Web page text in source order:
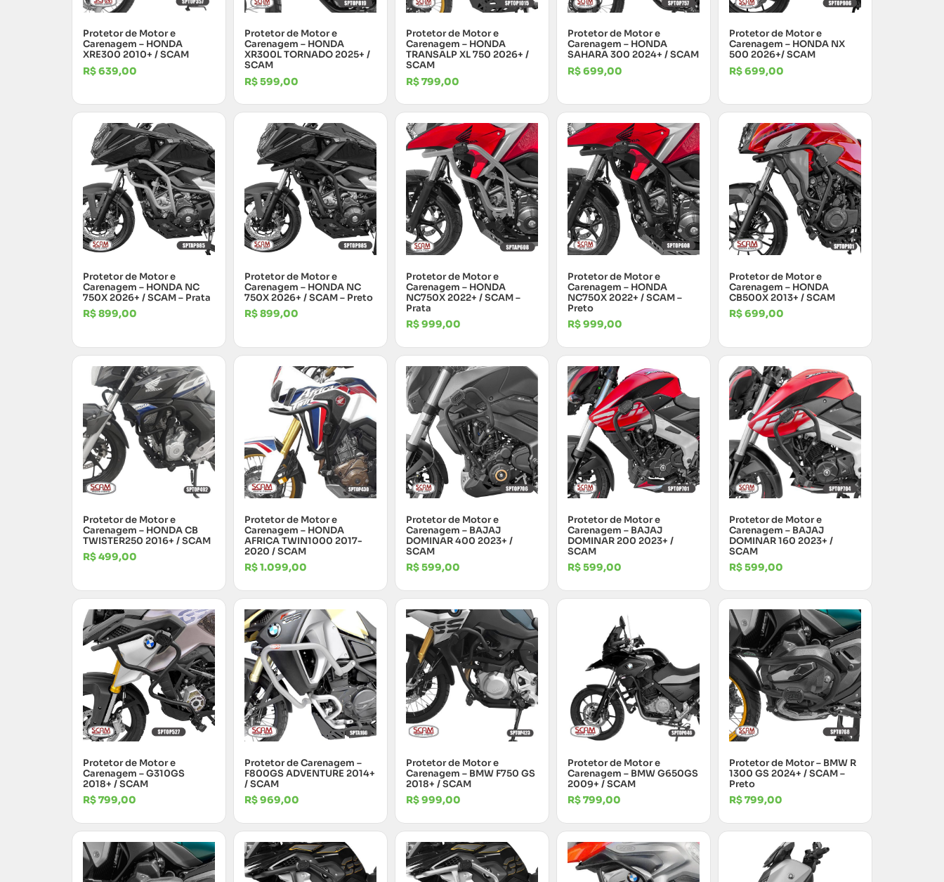
Protetor de Motor e
Carenagem – HONDA
XRE300 2010+ / SCAM
R$639,00
Protetor de Motor e
Carenagem – HONDA
XR300L TORNADO 2025+ /
SCAM
R$599,00
Protetor de Motor e
Carenagem – HONDA
TRANSALP XL 750 2026+ /
SCAM
R$799,00
Protetor de Motor e
Carenagem – HONDA
SAHARA 300 2024+ / SCAM
R$699,00
Protetor de Motor e
Carenagem – HONDA NX
500 2026+/ SCAM
R$699,00
Protetor de Motor e
Carenagem – HONDA NC
750X 2026+ / SCAM – Prata
R$899,00
Protetor de Motor e
Carenagem – HONDA NC
750X 2026+ / SCAM – Preto
R$899,00
Protetor de Motor e
Carenagem – HONDA
NC750X 2022+ / SCAM –
Prata
R$999,00
Protetor de Motor e
Carenagem – HONDA
NC750X 2022+ / SCAM –
Preto
R$999,00
Protetor de Motor e
Carenagem – HONDA
CB500X 2013+ / SCAM
R$699,00
Protetor de Motor e
Carenagem – HONDA CB
TWISTER250 2016+ / SCAM
R$499,00
Protetor de Motor e
Carenagem – HONDA
AFRICA TWIN1000 2017-
2020 / SCAM
R$1.099,00
Protetor de Motor e
Carenagem – BAJAJ
DOMINAR 400 2023+ /
SCAM
R$599,00
Protetor de Motor e
Carenagem – BAJAJ
DOMINAR 200 2023+ /
SCAM
R$599,00
Protetor de Motor e
Carenagem – BAJAJ
DOMINAR 160 2023+ /
SCAM
R$599,00
Protetor de Motor e
Carenagem – G310GS
2018+ / SCAM
R$799,00
Protetor de Carenagem –
F800GS ADVENTURE 2014+
/ SCAM
R$969,00
Protetor de Motor e
Carenagem – BMW F750 GS
2018+ / SCAM
R$999,00
Protetor de Motor e
Carenagem – BMW G650GS
2009+ / SCAM
R$799,00
Protetor de Motor – BMW R
1300 GS 2024+ / SCAM –
Preto
R$799,00